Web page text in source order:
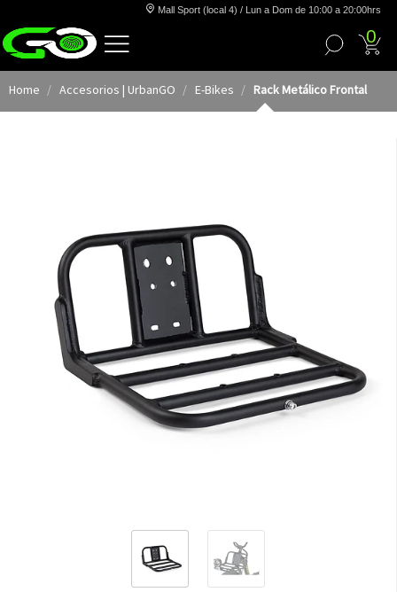
Mall Sport (local 4) / Lun a Dom de 10:00 a 20:00hrs
0
Home Accesorios | UrbanGO E-Bikes Rack Metálico Frontal